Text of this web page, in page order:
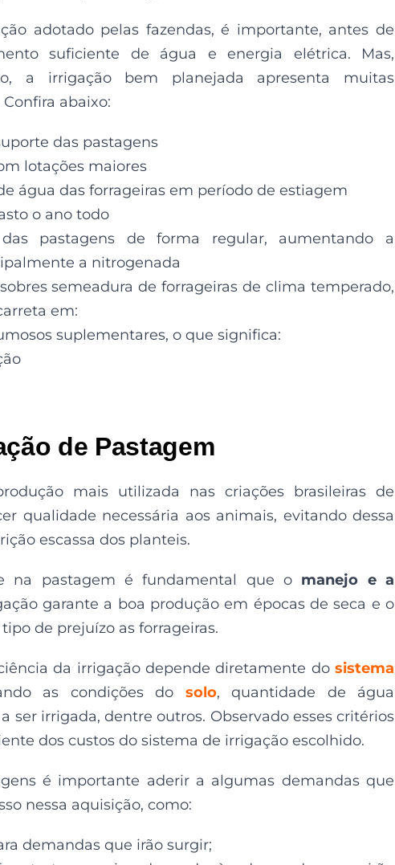
adotado pelas fazendas, é importante, antes de
suficiente de água e energia elétrica. Mas,
a irrigação bem planejada apresenta muitas
abaixo:
das pastagens
lotações maiores
água das forrageiras em período de estiagem
o ano todo
das pastagens de forma regular, aumentando a
a nitrogenada
semeadura de forrageiras de clima temperado,
em:
suplementares, o que significa:
de Pastagem
mais utilizada nas criações brasileiras de
qualidade necessária aos animais, evitando dessa
escassa dos planteis.
na pastagem é fundamental que o manejo e a
garante a boa produção em épocas de seca e o
de prejuízo as forrageiras.
da irrigação depende diretamente do sistema
as condições do solo, quantidade de água
ser irrigada, dentre outros. Observado esses critérios
dos custos do sistema de irrigação escolhido.
é importante aderir a algumas demandas que
nessa aquisição, como:
demandas que irão surgir;